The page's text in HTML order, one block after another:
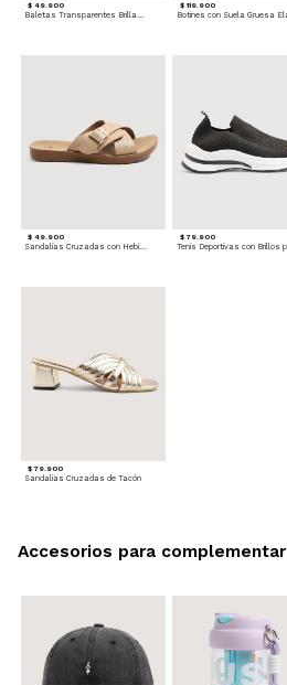
$ 49.900
Baletas Transparentes Brillantes
$ 119.900
$ 49.900
Sandalias Cruzadas con Hebilla
$ 79.900
$ 79.900
Sandalias Cruzadas de Tacón
Accesorios para complementar